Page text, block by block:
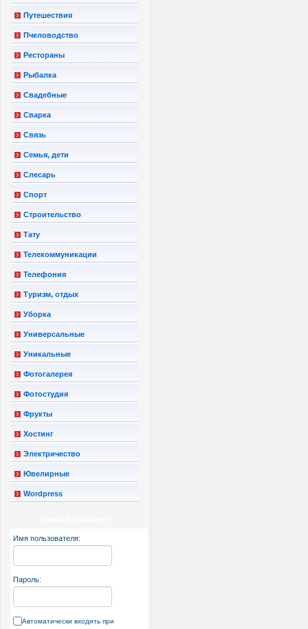
Путешествия
Пчеловодство
Рестораны
Рыбалка
Свадебные
Сварка
Связь
Семья, дети
Слесарь
Спорт
Строительство
Тату
Телекоммуникации
Телефония
Туризм, отдых
Уборка
Универсальные
Уникальные
Фотогалерея
Фотостудия
Фрукты
Хостинг
Электричество
Ювелирные
Wordpress
Имя пользователя:
Пароль:
Автоматически входить при